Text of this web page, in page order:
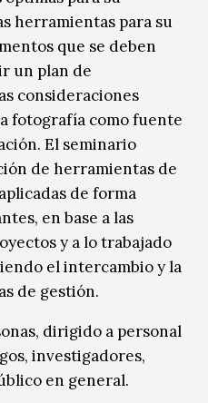
herramientas para su
que se deben
un plan de
consideraciones
fotografía como fuente
El seminario
de herramientas de
de forma
en base a las
y a lo trabajado
el intercambio y la
de gestión.
dirigido a personal
investigadores,
en general.